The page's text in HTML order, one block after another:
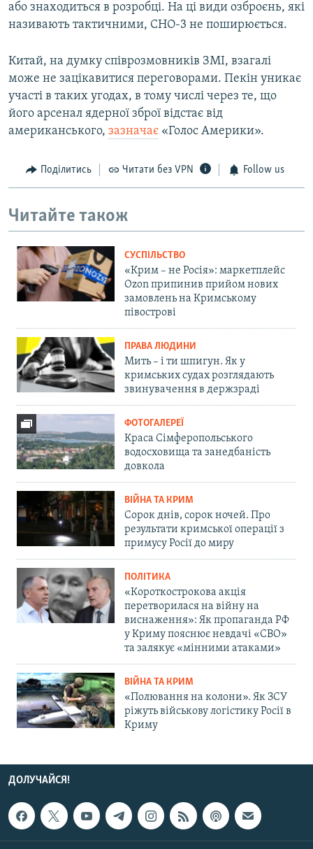
або знаходиться в розробці. На ці види озброєнь, які
називають тактичними, СНО-3 не поширюється.
Китай, на думку співрозмовників ЗМІ, взагалі
може не зацікавитися переговорами. Пекін уникає
участі в таких угодах, в тому числі через те, що
його арсенал ядерної зброї відстає від
американського, зазначає «Голос Америки».
Поділитись Читати без VPN Follow us
Читайте також
СУСПІЛЬСТВО
«Крим – не Росія»: маркетплейс
Ozon припинив прийом нових
замовлень на Кримському
півострові
ПРАВА ЛЮДИНИ
Мить – і ти шпигун. Як у
кримських судах розглядають
звинувачення в держзраді
ФОТОГАЛЕРЕЇ
Краса Сімферопольського
водосховища та занедбаність
довкола
ВІЙНА ТА КРИМ
Сорок днів, сорок ночей. Про
результати кримської операції з
примусу Росії до миру
ПОЛІТИКА
«Короткострокова акція
перетворилася на війну на
виснаження»: Як пропаганда РФ
у Криму пояснює невдачі «СВО»
та залякує «мінними атаками»
ВІЙНА ТА КРИМ
«Полювання на колони». Як ЗСУ
ріжуть військову логістику Росії в
Криму
ДОЛУЧАЙСЯ!